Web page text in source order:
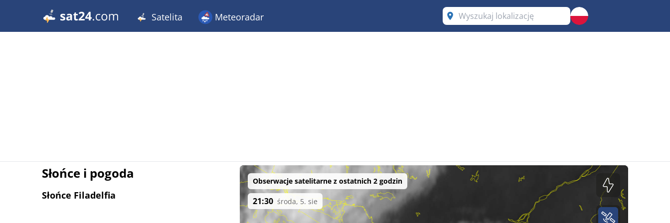
Satelita Meteoradar
Słońce i pogoda
Słońce Filadelfia
Obserwacje satelitarne z ostatnich 2 godzin
21:30 środa, 5. sie